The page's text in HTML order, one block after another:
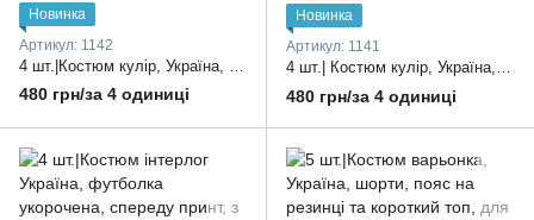
Новинка
Артикул: 1142
480 грн/за 4 одиниці
Новинка
Артикул: 1141
480 грн/за 4 одиниці